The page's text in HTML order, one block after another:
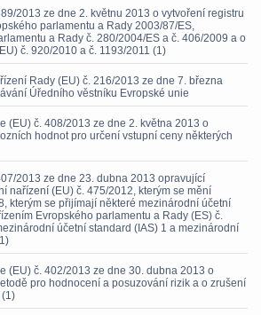
2013 ze dne 2. květnu 2013 o vytvoření registru
parlamentu a Rady 2003/87/ES,
a Rady č. 280/2004/ES a č. 406/2009 a o
č. 920/2010 a č. 1193/2011 (1)
Rady (EU) č. 216/2013 ze dne 7. března
Úředního věstníku Evropské unie
(EU) č. 408/2013 ze dne 2. května 2013 o
hodnot pro určení vstupní ceny některých
2013 ze dne 23. dubna 2013 opravující
nařízení (EU) č. 475/2012, kterým se mění
kterým se přijímají některé mezinárodní účetní
Evropského parlamentu a Rady (ES) č.
účetní standard (IAS) 1 a mezinárodní
(EU) č. 402/2013 ze dne 30. dubna 2013 o
pro hodnocení a posuzování rizik a o zrušení